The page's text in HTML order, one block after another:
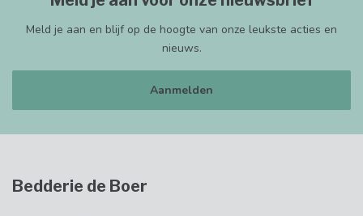
Meld je aan en blijf op de hoogte van onze leukste acties en
nieuws.
Aanmelden
Bedderie de Boer